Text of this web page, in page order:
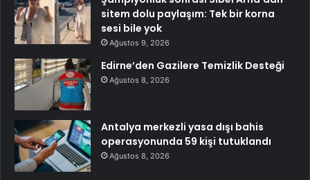
sitem dolu paylaşım: Tek bir korna
sesi bile yok
Ağustos 9, 2026
Edirne’den Gazilere Temizlik Desteği
Ağustos 8, 2026
Antalya merkezli yasa dışı bahis
operasyonunda 59 kişi tutuklandı
Ağustos 8, 2026